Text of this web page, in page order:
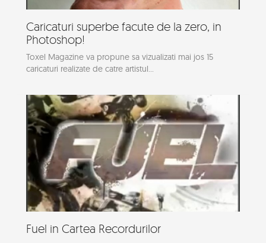
Caricaturi superbe facute de la zero, in
Photoshop!
Toxel Magazine va propune sa vizualizati mai jos 15
caricaturi realizate de catre artistul...
Fuel in Cartea Recordurilor